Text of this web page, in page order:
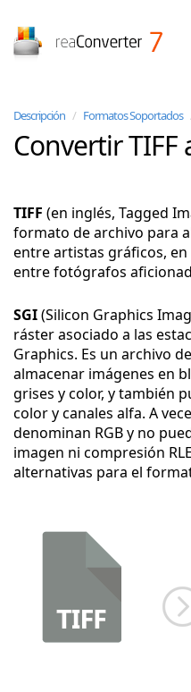
Descripción / Formatos Soportados
Convertir TIFF
TIFF (en inglés, Tagged
formato de archivo para
entre artistas gráficos,
entre fotógrafos
SGI(Silicon Graphics
ráster asociado a las
Graphics. Es un archivo
almacenar imágenes en
grises y color, y también
color y canales alfa. A
denominan RGB y no
imagen ni compresión
alternativas para el